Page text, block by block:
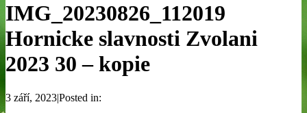
IMG_20230826_112019
Hornicke slavnosti Zvolani
2023 30 – kopie
3 září, 2023|Posted in: